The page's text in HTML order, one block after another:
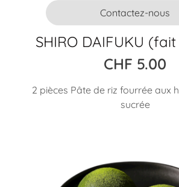
SHIRO DAIFUKU
CHF 5.00
2 pièces Pâte de riz fourrée aux
sucrée
Contactez-nous